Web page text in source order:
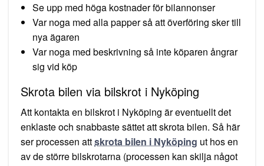
Se upp med höga kostnader för bilannonser
Var noga med alla papper så att överföring sker till
nya ägaren
Var noga med beskrivning så inte köparen ångrar
sig vid köp
Skrota bilen via bilskrot i Nyköping
Att kontakta en bilskrot i Nyköping är eventuellt det
enklaste och snabbaste sättet att skrota bilen. Så här
ser processen attskrota bilen i Nyköping ut hos en
av de större bilskrotarna (processen kan skilja något